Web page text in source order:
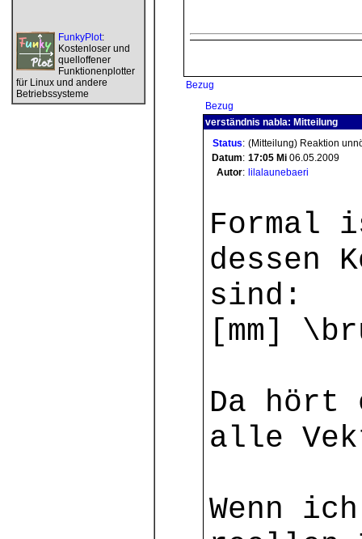
FunkyPlot:
Kostenloser und
quelloffener
Funktionenplotter
für Linux und andere
Betriebssysteme
Bezug
Bezug
verständnis nabla: Mitteilung
Status: (Mitteilung) Reaktion
Datum: 17:05 Mi 06.05.2009
Autor: lilalaunebaeri
Formal
dessen
sind:
[mm]
Da hört
alle
Wenn